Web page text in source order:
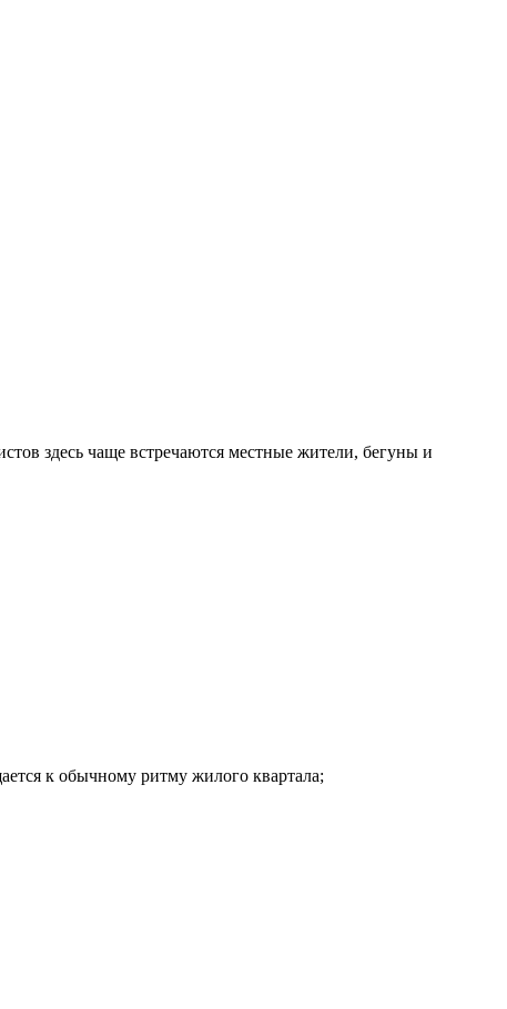
здесь чаще встречаются местные жители, бегуны и
к обычному ритму жилого квартала;